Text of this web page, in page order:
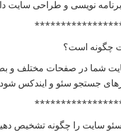
نویسی و طراحی سایت
چگونه است؟
شما در صفحات مختلف و
جستجو سئو و ایندکس
سایت را چگونه تشخیص